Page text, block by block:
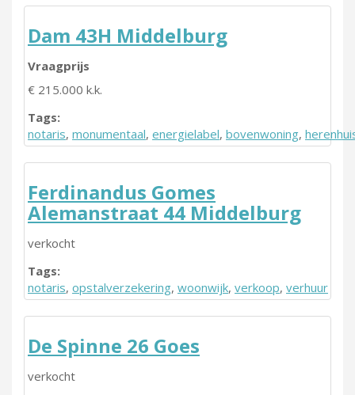
Dam 43H Middelburg
Vraagprijs
€ 215.000 k.k.
Tags:
notaris, monumentaal, energielabel, bovenwoning,
Ferdinandus Gomes
Alemanstraat 44 Middelburg
verkocht
Tags:
notaris, opstalverzekering, woonwijk, verkoop, verhuur
De Spinne 26 Goes
verkocht